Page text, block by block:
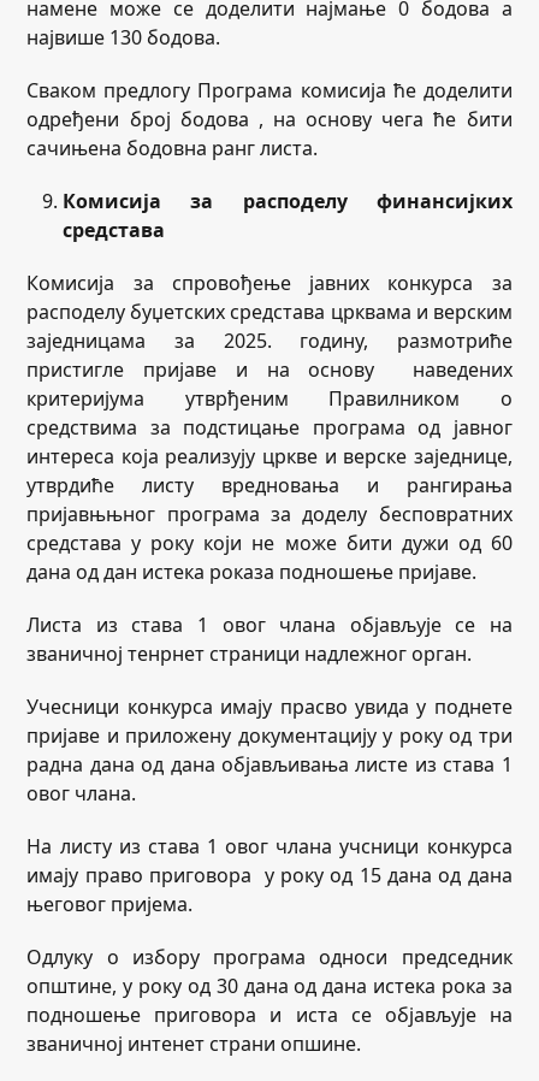
намене може се доделити најмање 0 бодова а
највише 130 бодова.
Сваком предлогу Програма комисија ће доделити
одређени број бодова , на основу чега ће бити
сачињена бодовна ранг листа.
Комисија за расподелу финансијких
средстава
Комисија за спровођење јавних конкурса за
расподелу буџетских средстава црквама и верским
заједницама за 2025. годину, размотриће
пристигле пријаве и на основу наведених
критеријума утврђеним Правилником о
средствима за подстицање програма од јавног
интереса која реализују цркве и верске заједнице,
утврдиће листу вредновања и рангирања
пријавњњног програма за доделу бесповратних
средстава у року који не може бити дужи од 60
дана од дан истека роказа подношење пријаве.
Листа из става 1 овог члана објављује се на
званичној тенрнет страници надлежног орган.
Учесници конкурса имају прасво увида у поднете
пријаве и приложену документацију у року од три
радна дана од дана објављивања листе из става 1
овог члана.
На листу из става 1 овог члана учсници конкурса
имају право приговора у року од 15 дана од дана
његовог пријема.
Одлуку о избору програма односи председник
општине, у року од 30 дана од дана истека рока за
подношење приговора и иста се објављује на
званичној интенет страни опшине.